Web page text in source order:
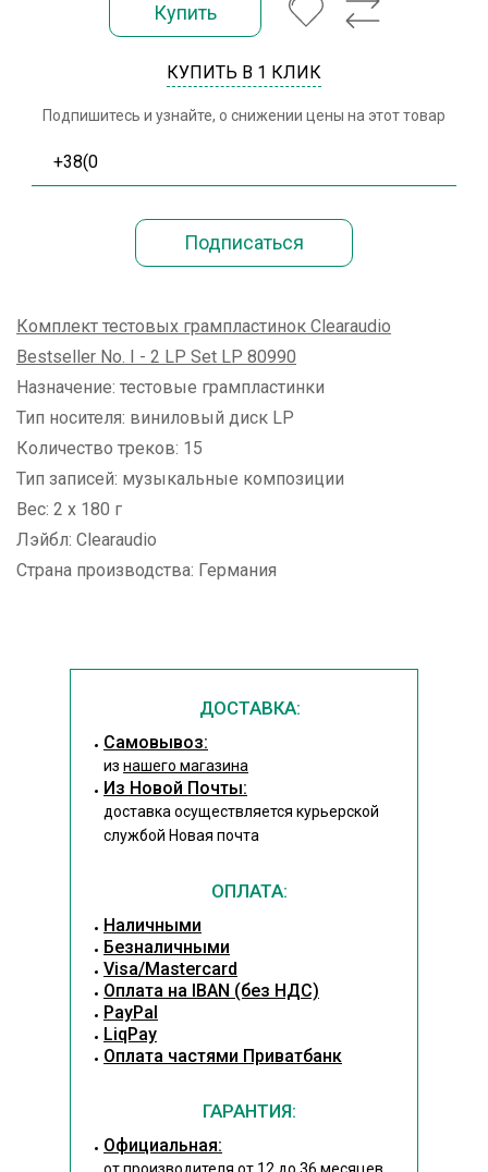
Купить
КУПИТЬ В 1 КЛИК
Подпишитесь и узнайте, о снижении цены на этот товар
Комплект тестовых грампластинок Clearaudio
Bestseller No. I - 2 LP Set LP 80990
Назначение: тестовые грампластинки
Тип носителя: виниловый диск LP
Количество треков: 15
Тип записей: музыкальные композиции
Вес: 2 х 180 г
Лэйбл: Clearaudio
Страна производства: Германия
ДОСТАВКА:
Cамовывоз:
из нашего магазина
Из Новой Почты:
доставка осуществляется курьерской
службой Новая почта
ОПЛАТА:
Наличными
Безналичными
Visa/Mastercard
Оплата на IBAN (без НДС)
PayPal
LiqPay
Оплата частями Приватбанк
ГАРАНТИЯ:
Официальная: